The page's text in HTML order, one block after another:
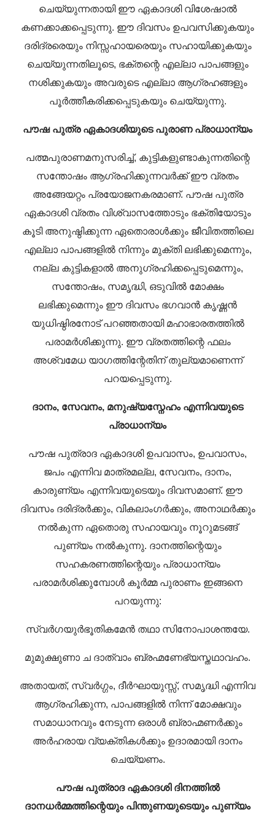
ചെയ്യുന്നതായി ഈ ഏകാദശി വിശേഷാൽ
കണക്കാക്കപ്പെടുന്നു. ഈ ദിവസം ഉപവസിക്കുകയും
ദരിദ്രരെയും നിസ്സഹായരെയും സഹായിക്കുകയും
ചെയ്യുന്നതിലൂടെ, ഭക്തന്റെ എല്ലാ പാപങ്ങളും
നശിക്കുകയും അവരുടെ എല്ലാ ആഗ്രഹങ്ങളും
പൂർത്തീകരിക്കപ്പെടുകയും ചെയ്യുന്നു.
പൗഷ പുത്ര ഏകാദശിയുടെ പുരാണ പ്രാധാന്യം
പത്മപുരാണമനുസരിച്ച്, കുട്ടികളുണ്ടാകുന്നതിന്റെ
സന്തോഷം ആഗ്രഹിക്കുന്നവർക്ക് ഈ വ്രതം
അങ്ങേയറ്റം പ്രയോജനകരമാണ്. പൗഷ പുത്ര
ഏകാദശി വ്രതം വിശ്വാസത്തോടും ഭക്തിയോടും
കൂടി അനുഷ്ഠിക്കുന്ന ഏതൊരാൾക്കും ജീവിതത്തിലെ
എല്ലാ പാപങ്ങളിൽ നിന്നും മുക്തി ലഭിക്കുമെന്നും,
നല്ല കുട്ടികളാൽ അനുഗ്രഹിക്കപ്പെടുമെന്നും,
സന്തോഷം, സമൃദ്ധി, ഒടുവിൽ മോക്ഷം
ലഭിക്കുമെന്നും ഈ ദിവസം ഭഗവാൻ കൃഷ്ണൻ
യുധിഷ്ഠിരനോട് പറഞ്ഞതായി മഹാഭാരതത്തിൽ
പരാമർശിക്കുന്നു. ഈ വ്രതത്തിന്റെ ഫലം
അശ്വമേധ യാഗത്തിന്റേതിന് തുല്യമാണെന്ന്
പറയപ്പെടുന്നു.
ദാനം, സേവനം, മനുഷ്യസ്നേഹം എന്നിവയുടെ
പ്രാധാന്യം
പൗഷ പുത്രാദ ഏകാദശി ഉപവാസം, ഉപവാസം,
ജപം എന്നിവ മാത്രമല്ല, സേവനം, ദാനം,
കാരുണ്യം എന്നിവയുടെയും ദിവസമാണ്. ഈ
ദിവസം ദരിദ്രർക്കും, വികലാംഗർക്കും, അനാഥർക്കും
നൽകുന്ന ഏതൊരു സഹായവും നൂറുമടങ്ങ്
പുണ്യം നൽകുന്നു. ദാനത്തിന്റെയും
സഹകരണത്തിന്റെയും പ്രാധാന്യം
പരാമർശിക്കുമ്പോൾ കൂർമ്മ പുരാണം ഇങ്ങനെ
പറയുന്നു:
സ്വർഗയുർഭൂതികമേൻ തഥാ സിനോപാശന്തയേ.
മുമുക്ഷുണാ ച ദാത്വാം ബ്രഹ്മണേഭ്യസ്തഥാവഹം.
അതായത്, സ്വർഗ്ഗം, ദീർഘായുസ്സ്, സമൃദ്ധി എന്നിവ
ആഗ്രഹിക്കുന്ന, പാപങ്ങളിൽ നിന്ന് മോക്ഷവും
സമാധാനവും നേടുന്ന ഒരാൾ ബ്രാഹ്മണർക്കും
അർഹരായ വ്യക്തികൾക്കും ഉദാരമായി ദാനം
ചെയ്യണം.
പൗഷ പുത്രാദ ഏകാദശി ദിനത്തിൽ
ദാനധർമ്മത്തിന്റെയും പിന്തുണയുടെയും പുണ്യം